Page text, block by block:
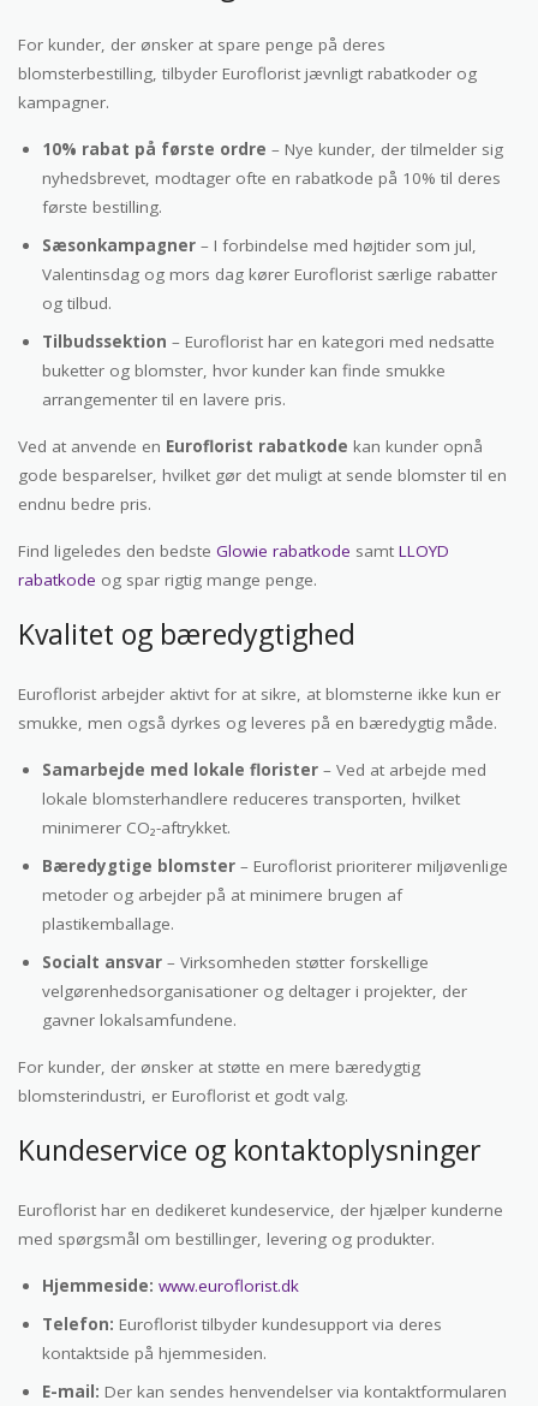
For kunder, der ønsker at spare penge på deres
blomsterbestilling, tilbyder Euroflorist jævnligt rabatkoder og
kampagner.
10% rabat på første ordre – Nye kunder, der tilmelder sig
nyhedsbrevet, modtager ofte en rabatkode på 10% til deres
første bestilling.
Sæsonkampagner – I forbindelse med højtider som jul,
Valentinsdag og mors dag kører Euroflorist særlige rabatter
og tilbud.
Tilbudssektion – Euroflorist har en kategori med nedsatte
buketter og blomster, hvor kunder kan finde smukke
arrangementer til en lavere pris.
Ved at anvende en Euroflorist rabatkode kan kunder opnå
gode besparelser, hvilket gør det muligt at sende blomster til en
endnu bedre pris.
Find ligeledes den bedste Glowie rabatkode samt LLOYD
rabatkode og spar rigtig mange penge.
Kvalitet og bæredygtighed
Euroflorist arbejder aktivt for at sikre, at blomsterne ikke kun er
smukke, men også dyrkes og leveres på en bæredygtig måde.
Samarbejde med lokale florister – Ved at arbejde med
lokale blomsterhandlere reduceres transporten, hvilket
minimerer CO₂-aftrykket.
Bæredygtige blomster – Euroflorist prioriterer miljøvenlige
metoder og arbejder på at minimere brugen af
plastikemballage.
Socialt ansvar – Virksomheden støtter forskellige
velgørenhedsorganisationer og deltager i projekter, der
gavner lokalsamfundene.
For kunder, der ønsker at støtte en mere bæredygtig
blomsterindustri, er Euroflorist et godt valg.
Kundeservice og kontaktoplysninger
Euroflorist har en dedikeret kundeservice, der hjælper kunderne
med spørgsmål om bestillinger, levering og produkter.
Hjemmeside: www.euroflorist.dk
Telefon: Euroflorist tilbyder kundesupport via deres
kontaktside på hjemmesiden.
E-mail: Der kan sendes henvendelser via kontaktformularen